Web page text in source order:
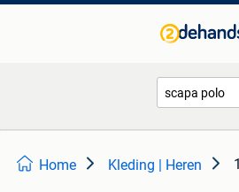
Home Kleding | Heren